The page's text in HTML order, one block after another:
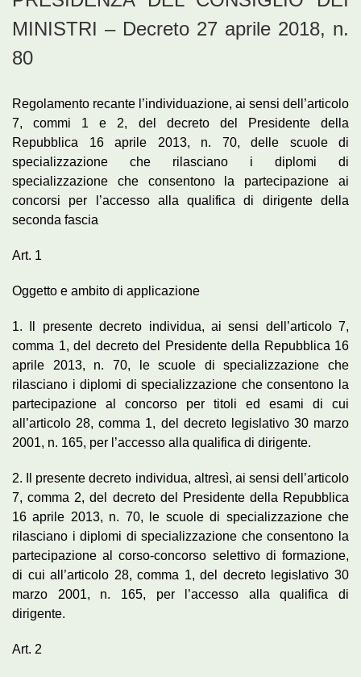
MINISTRI – Decreto 27 aprile 2018, n.
80
Regolamento recante l’individuazione, ai sensi dell’articolo
7, commi 1 e 2, del decreto del Presidente della
Repubblica 16 aprile 2013, n. 70, delle scuole di
specializzazione che rilasciano i diplomi di
specializzazione che consentono la partecipazione ai
concorsi per l’accesso alla qualifica di dirigente della
seconda fascia
Art. 1
Oggetto e ambito di applicazione
1. Il presente decreto individua, ai sensi dell’articolo 7,
comma 1, del decreto del Presidente della Repubblica 16
aprile 2013, n. 70, le scuole di specializzazione che
rilasciano i diplomi di specializzazione che consentono la
partecipazione al concorso per titoli ed esami di cui
all’articolo 28, comma 1, del decreto legislativo 30 marzo
2001, n. 165, per l’accesso alla qualifica di dirigente.
2. Il presente decreto individua, altresì, ai sensi dell’articolo
7, comma 2, del decreto del Presidente della Repubblica
16 aprile 2013, n. 70, le scuole di specializzazione che
rilasciano i diplomi di specializzazione che consentono la
partecipazione al corso-concorso selettivo di formazione,
di cui all’articolo 28, comma 1, del decreto legislativo 30
marzo 2001, n. 165, per l’accesso alla qualifica di
dirigente.
Art. 2